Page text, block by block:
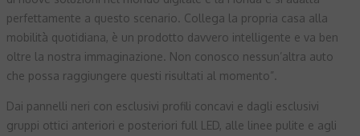
perfettamente a questo scenario. Collega la propria casa alla
mobilità quotidiana, è un prodotto davvero intelligente e va ben
oltre la nostra immaginazione. Non conosco nessun’altra auto
che possa raggiungere questi risultati al momento”.
Dai pannelli neri con esclusivi profili concavi e dagli esclusivi
gruppi ottici anteriori e posteriori full LED, alle linee pulite e agli